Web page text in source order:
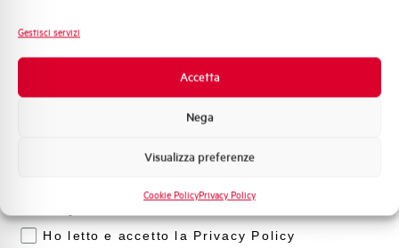
Gestisci servizi
Accetta
Nega
Visualizza preferenze
Cookie PolicyPrivacy Policy
delle richieste. Contattaci per ogni necessità.
Contattaci
acquistare
Trova il punto vendita Elettra più vicino a te e accedi
Sistema Quadri
Promozioni e offerte
Formazione tecnica
Voglio ricevere aggiornamenti, novità di
Ho letto e accetto la Privacy Policy